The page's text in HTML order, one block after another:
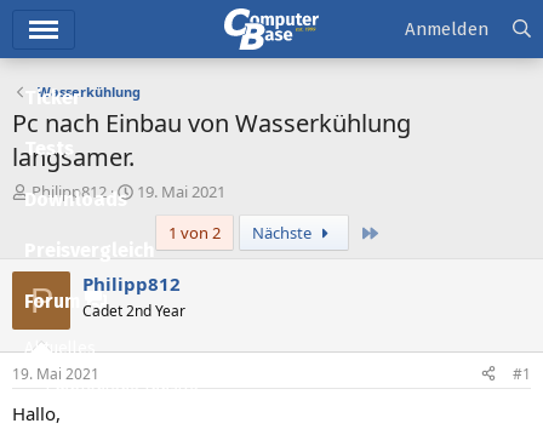
Ticker
Tests
Downloads
Forum
Aktuelles
Empfohlene Inhalte
Anmelden
Wasserkühlung
Pc nach Einbau von Wasserkühlung
langsamer.
E
t
e
l
e
Philipp812
E
t
e
l
l
m
19. Mai 2021
1 von 2
Nächste
P Philipp812
Cadet 2nd Year
19. Mai 2021 #1
Hallo,